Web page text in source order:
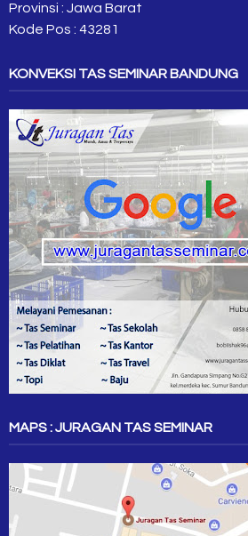
Provinsi : Jawa Barat
Kode Pos : 43281
KONVEKSI TAS SEMINAR BANDUNG
MAPS : JURAGAN TAS SEMINAR